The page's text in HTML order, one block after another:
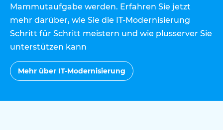
Mammutaufgabe werden. Erfahren Sie jetzt
mehr darüber, wie Sie die IT-Modernisierung
Schritt für Schritt meistern und wie plusserver Sie
unterstützen kann
Mehr über IT-Modernisierung